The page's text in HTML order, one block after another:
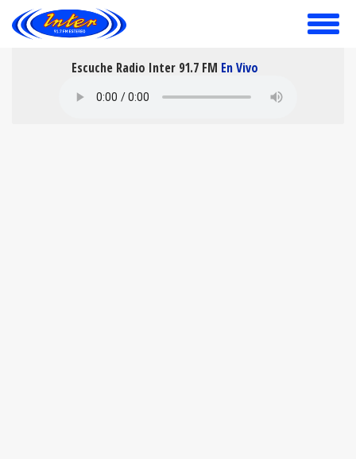
toggle
Escuche Radio Inter 91.7 FM En Vivo